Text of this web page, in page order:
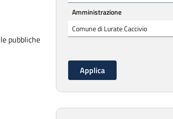
pubbliche
Amministrazione